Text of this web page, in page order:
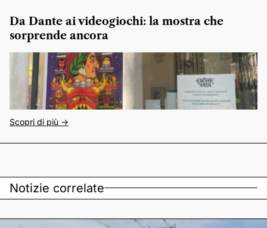
Da Dante ai videogiochi: la mostra che
sorprende ancora
Scopri di più ->
Notizie correlate